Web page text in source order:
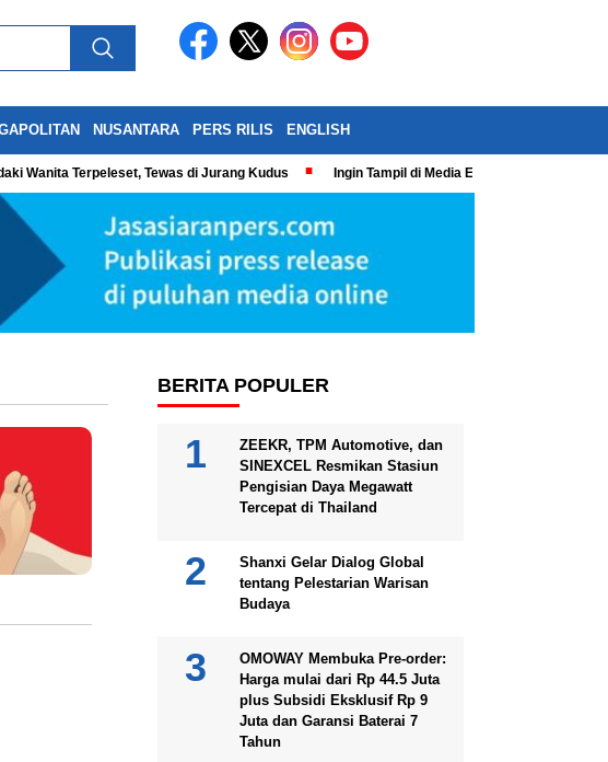
NUSANTARA PERS RILIS ENGLISH
Wanita Terpeleset, Tewas di Jurang Kudus Ingin Tampil di Media Ekonomi dan Bisnis
BERITA POPULER
ZEEKR, TPM Automotive, dan
SINEXCEL Resmikan Stasiun
Pengisian Daya Megawatt
Tercepat di Thailand
Shanxi Gelar Dialog Global
tentang Pelestarian Warisan
Budaya
OMOWAY Membuka Pre-order:
Harga mulai dari Rp 44.5 Juta
plus Subsidi Eksklusif Rp 9
Juta dan Garansi Baterai 7
Tahun